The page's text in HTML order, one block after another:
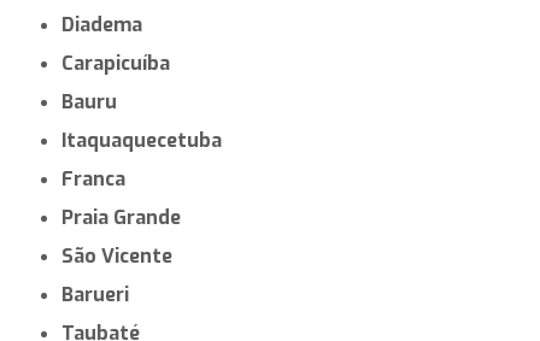
Diadema
Carapicuíba
Bauru
Itaquaquecetuba
Franca
Praia Grande
São Vicente
Barueri
Taubaté